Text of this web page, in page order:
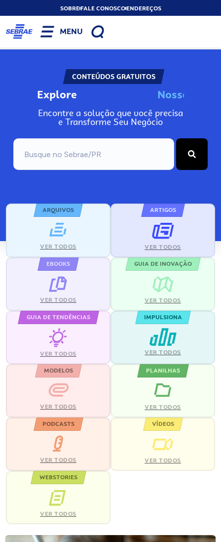
SOBREFALE CONOSCOENDEREÇOS
MENU
CONTEÚDOS GRATUITOS
Explore No
Encontre a solução que você precisa
e Transforme Seu Negócio
ARQUIVOS
VER TODOS
ARTIGOS
VER TODOS
EBOOKS
VER TODOS
GUIA DE INOVAÇÃO
VER TODOS
GUIA DE TENDÊNCIAS
VER TODOS
IMPULSIONA
VER TODOS
MODELOS
VER TODOS
PLANILHAS
VER TODOS
PODCASTS
VER TODOS
VÍDEOS
VER TODOS
WEBSTORIES
VER TODOS